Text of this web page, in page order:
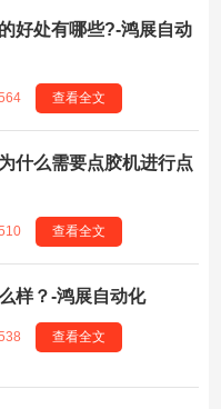
好处有哪些?-鸿展自动
查看全文
什么需要点胶机进行点
查看全文
样？-鸿展自动化
查看全文